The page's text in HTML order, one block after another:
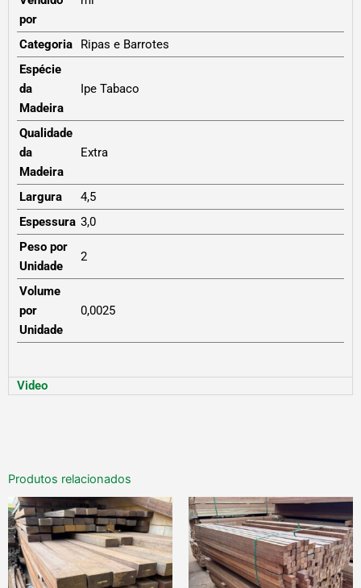
por
Categoria
Ripas e Barrotes
Espécie
da
Madeira
Ipe Tabaco
Qualidade
da
Madeira
Extra
Largura
4,5
Espessura 3,0
Peso por
Unidade
2
Volume
por
Unidade
0,0025
Video
Produtos relacionados